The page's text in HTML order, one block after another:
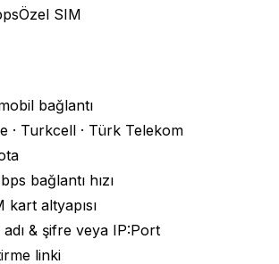
Özel SIM
bağlantı
· Turkcell · Türk Telekom
bağlantı hızı
kart altyapısı
adı & şifre veya IP:Port
linki